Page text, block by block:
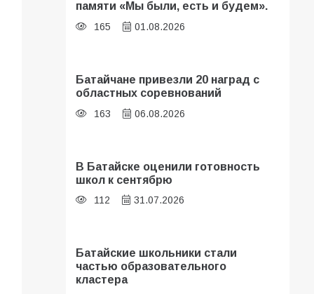
памяти «Мы были, есть и будем».
165 01.08.2026
Батайчане привезли 20 наград с
областных соревнований
163 06.08.2026
В Батайске оценили готовность
школ к сентябрю
112 31.07.2026
Батайские школьники стали
частью образовательного
кластера